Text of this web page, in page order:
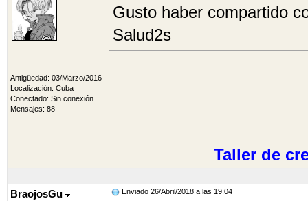
Antigüedad: 03/Marzo/2016
Localización: Cuba
Conectado: Sin conexión
Mensajes: 88
Gusto haber compartido
Salud2s
Taller de
BraojosGu Enviado 26/Abril/2018 a las 19:04